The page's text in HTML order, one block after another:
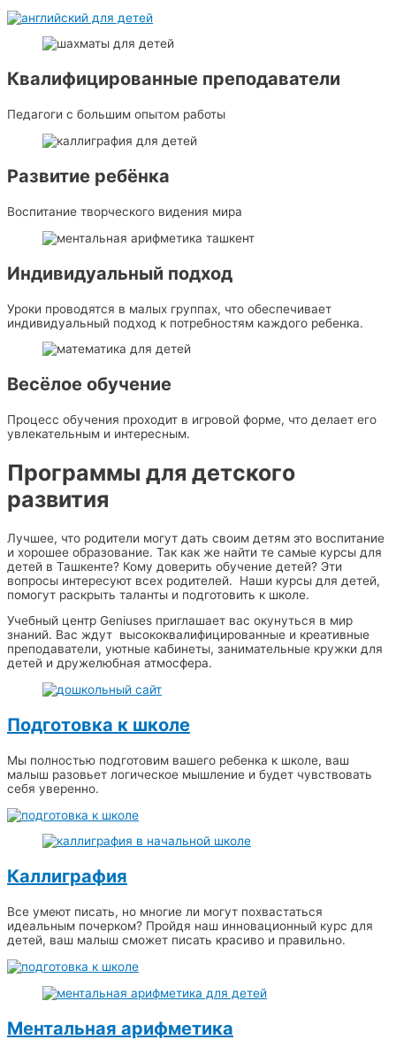
Квалифицированные преподаватели
Педагоги с большим опытом работы
Развитие ребёнка
Воспитание творческого видения мира
Индивидуальный подход
Уроки проводятся в малых группах, что обеспечивает
индивидуальный подход к потребностям каждого ребенка.
Весёлое обучение
Процесс обучения проходит в игровой форме, что делает его
увлекательным и интересным.
Программы для детского
развития
Лучшее, что родители могут дать своим детям это воспитание
и хорошее образование. Так как же найти те самые курсы для
детей в Ташкенте? Кому доверить обучение детей? Эти
вопросы интересуют всех родителей. Наши курсы для детей,
помогут раскрыть таланты и подготовить к школе.
Учебный центр Geniuses приглашает вас окунуться в мир
знаний. Вас ждут высококвалифицированные и креативные
преподаватели, уютные кабинеты, занимательные кружки для
детей и дружелюбная атмосфера.
Подготовка к школе
Мы полностью подготовим вашего ребенка к школе, ваш
малыш разовьет логическое мышление и будет чувствовать
себя уверенно.
Каллиграфия
Все умеют писать, но многие ли могут похвастаться
идеальным почерком? Пройдя наш инновационный курс для
детей, ваш малыш сможет писать красиво и правильно.
Ментальная арифметика